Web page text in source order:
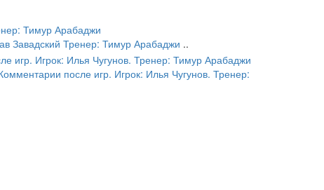
Завадский Тренер: Тимур Арабаджи ..
после игр. Игрок: Илья Чугунов. Тренер: